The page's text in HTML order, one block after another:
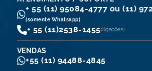
+ 55 (11) 95084-4777 ou (11)
(somente Whatsapp)
+ 55 (11)2538-1455(ligações)
VENDAS
+55 (11) 94488-4845